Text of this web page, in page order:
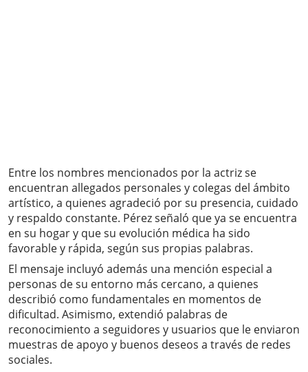
Entre los nombres mencionados por la actriz se
encuentran allegados personales y colegas del ámbito
artístico, a quienes agradeció por su presencia, cuidado
y respaldo constante. Pérez señaló que ya se encuentra
en su hogar y que su evolución médica ha sido
favorable y rápida, según sus propias palabras.
El mensaje incluyó además una mención especial a
personas de su entorno más cercano, a quienes
describió como fundamentales en momentos de
dificultad. Asimismo, extendió palabras de
reconocimiento a seguidores y usuarios que le enviaron
muestras de apoyo y buenos deseos a través de redes
sociales.